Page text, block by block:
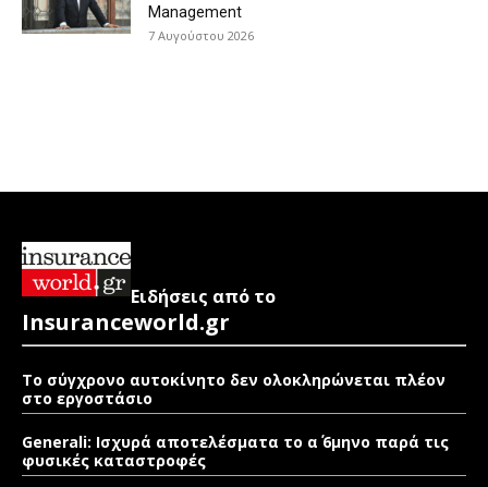
Management
7 Αυγούστου 2026
Ειδήσεις από το
Insuranceworld.gr
Το σύγχρονο αυτοκίνητο δεν ολοκληρώνεται πλέον
στο εργοστάσιο
Generali: Ισχυρά αποτελέσματα το α΄ 6μηνο παρά τις
φυσικές καταστροφές